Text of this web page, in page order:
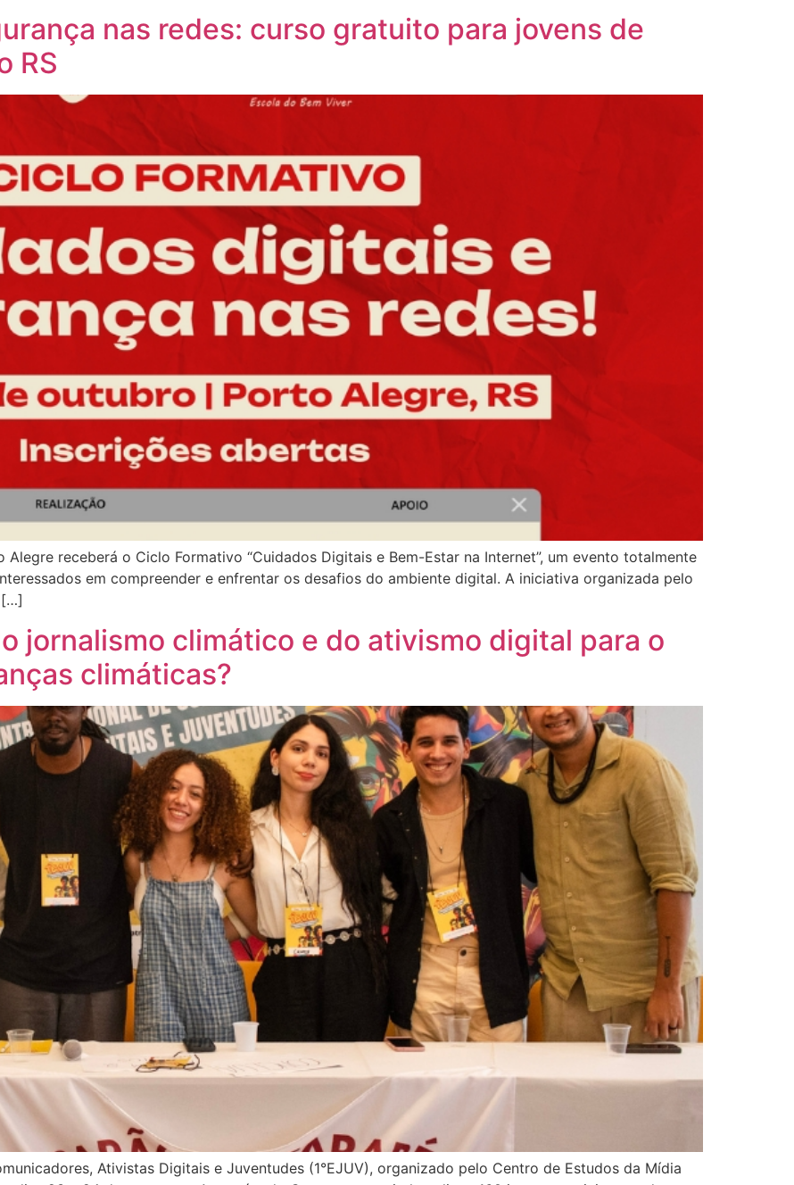
nas redes: curso gratuito para jovens de
RS
receberá o Ciclo Formativo “Cuidados Digitais e Bem-Estar na Internet”, um evento totalmente
em compreender e enfrentar os desafios do ambiente digital. A iniciativa organizada pelo
[…]
jornalismo climático e do ativismo digital para o
climáticas?
Ativistas Digitais e Juventudes (1°EJUV), organizado pelo Centro de Estudos da Mídia